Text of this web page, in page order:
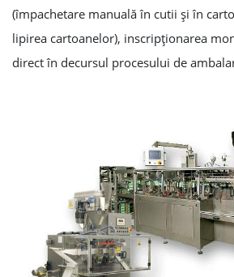
(împachetare manuală în cutii şi în
lipirea cartoanelor), inscripţionarea
direct în decursul procesului de